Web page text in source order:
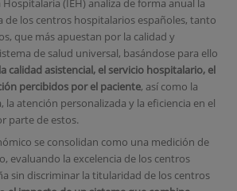
Hospitalaria (IEH) analiza de forma anual la
de los centros hospitalarios españoles, tanto
que más apuestan por la calidad y
de salud universal, basándose para ello
calidad asistencial, el servicio hospitalario, el
percibidos por el paciente, así como la
la atención personalizada y la eficiencia en el
parte de estos.
se consolidan como una medición de
evaluando la excelencia de los centros
sin discriminar la titularidad de los centros